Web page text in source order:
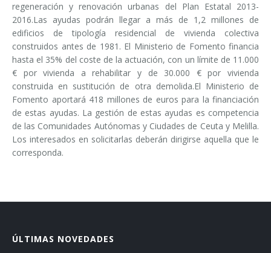
regeneración y renovación urbanas del Plan Estatal 2013-
2016.Las ayudas podrán llegar a más de 1,2 millones de
edificios de tipología residencial de vivienda colectiva
construidos antes de 1981. El Ministerio de Fomento financia
hasta el 35% del coste de la actuación, con un límite de 11.000
€ por vivienda a rehabilitar y de 30.000 € por vivienda
construida en sustitución de otra demolida.El Ministerio de
Fomento aportará 418 millones de euros para la financiación
de estas ayudas. La gestión de estas ayudas es competencia
de las Comunidades Autónomas y Ciudades de Ceuta y Melilla.
Los interesados en solicitarlas deberán dirigirse aquella que le
corresponda.
ÚLTIMAS NOVEDADES